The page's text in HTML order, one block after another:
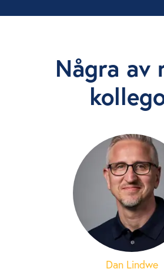
Några av
Dan Lindwe